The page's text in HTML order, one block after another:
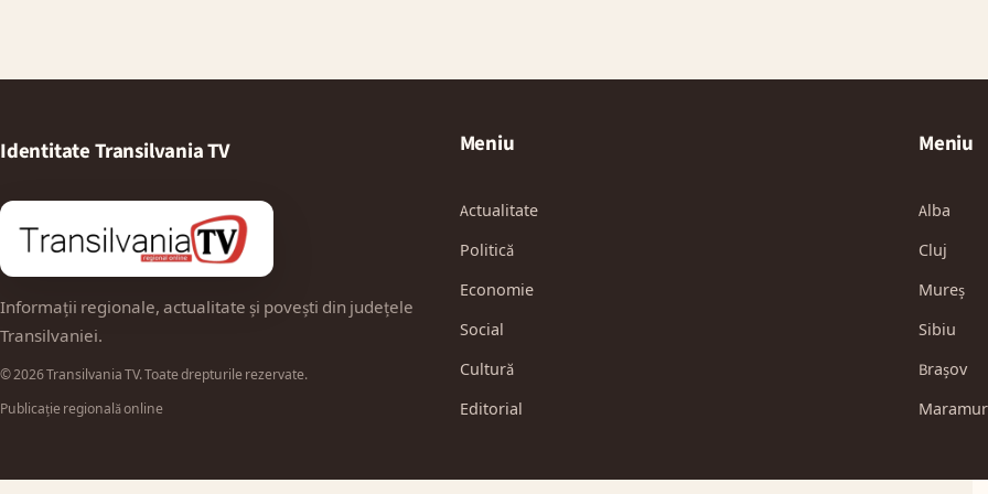
Identitate Transilvania TV
Informații regionale, actualitate și povești din județele
Transilvaniei.
© 2026 Transilvania TV. Toate drepturile rezervate.
Publicație regională online
Meniu
Actualitate
Politică
Economie
Social
Cultură
Editorial
Meniu
Alba
Cluj
Mureș
Sibiu
Brașov